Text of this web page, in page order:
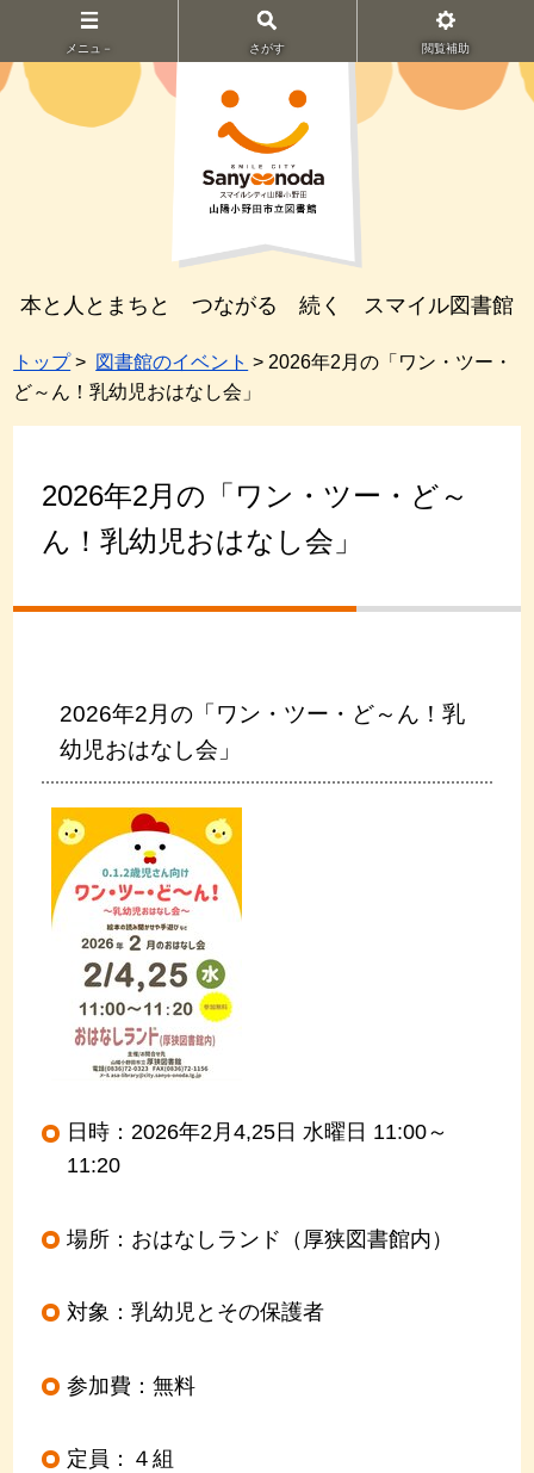
メニュ－ さがす 閲覧補助
本と人とまちと つながる 続く スマイル図書館
トップ> 図書館のイベント > 2026年2月の「ワン・ツー・
ど～ん！乳幼児おはなし会」
2026年2月の「ワン・ツー・ど～
ん！乳幼児おはなし会」
2026年2月の「ワン・ツー・ど～ん！乳
幼児おはなし会」
日時：2026年2月4,25日 水曜日 11:00～
11:20
場所：おはなしランド（厚狭図書館内）
対象：乳幼児とその保護者
参加費：無料
定員：４組